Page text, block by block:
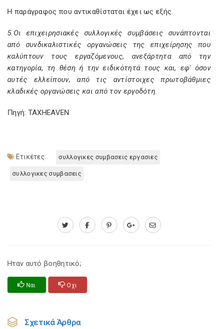
Η παράγραφος που αντικαθίσταται έχει ως εξής.
5.Οι επιχειρησιακές συλλογικές συµβάσεις συνάπτονται
από συνδικαλιστικές οργανώσεις της επιχείρησης που
καλύπτουν τους εργαζόµενους, ανεξάρτητα από την
κατηγορία, τη θέση ή την ειδικότητά τους και, εφ' όσον
αυτές ελλείπουν, από τις αντίστοιχες πρωτοβάθµιες
κλαδικές οργανώσεις και από τον εργοδότη.
Πηγή: TAXHEAVEN
Ετικέτες: συλλογικες συμβασεις εργασιες
συλλογικες συμβασεις
Ηταν αυτό βοηθητικό;
Ναι Οχι
Σχετικά Άρθρα